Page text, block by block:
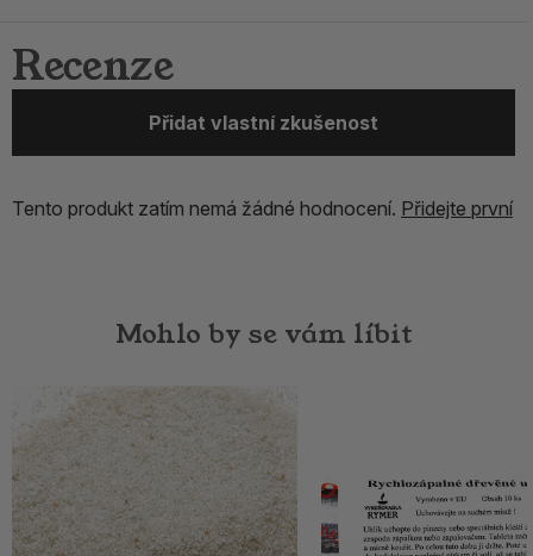
Recenze
Přidat vlastní zkušenost
Tento produkt zatím nemá žádné hodnocení. Přidejte první
Mohlo by se vám líbit